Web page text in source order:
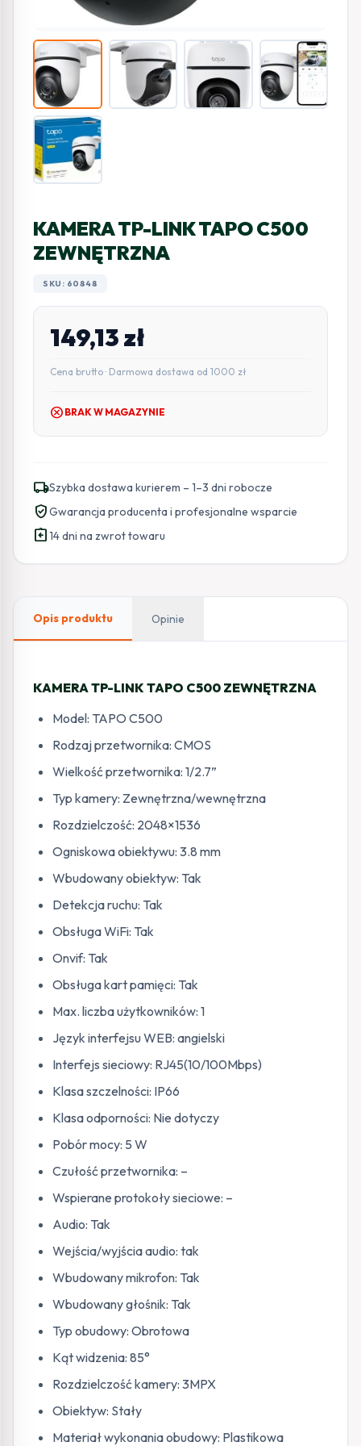
KAMERA TP-LINK TAPO C500
ZEWNĘTRZNA
SKU: 60848
149,13zł
Cena brutto · Darmowa dostawa od 1000 zł
cancel BRAK W MAGAZYNIE
local_shippingSzybka dostawa kurierem – 1–3 dni robocze
verified_userGwarancja producenta i profesjonalne wsparcie
assignment_return14 dni na zwrot towaru
Opis produktu Opinie
KAMERA TP-LINK TAPO C500 ZEWNĘTRZNA
Model: TAPO C500
Rodzaj przetwornika: CMOS
Wielkość przetwornika: 1/2.7”
Typ kamery: Zewnętrzna/wewnętrzna
Rozdzielczość: 2048×1536
Ogniskowa obiektywu: 3.8 mm
Wbudowany obiektyw: Tak
Detekcja ruchu: Tak
Obsługa WiFi: Tak
Onvif: Tak
Obsługa kart pamięci: Tak
Max. liczba użytkowników: 1
Język interfejsu WEB: angielski
Interfejs sieciowy: RJ45(10/100Mbps)
Klasa szczelności: IP66
Klasa odporności: Nie dotyczy
Pobór mocy: 5 W
Czułość przetwornika: –
Wspierane protokoły sieciowe: –
Audio: Tak
Wejścia/wyjścia audio: tak
Wbudowany mikrofon: Tak
Wbudowany głośnik: Tak
Typ obudowy: Obrotowa
Kąt widzenia: 85°
Rozdzielczość kamery: 3MPX
Obiektyw: Stały
Materiał wykonania obudowy: Plastikowa